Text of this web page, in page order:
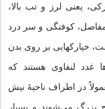
یعنی لرز و تب بالا،
کوفتگی و سر درد
پس از ۲۴ ساعت، خیارکهایی بر روی بدن
غدد لنفاوی هستند که
در اطراف ناحیهٔ نیش
بزرگ می‌شوند و بسیار